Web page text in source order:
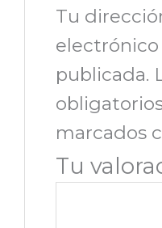
Tu
electrónico
publicada.
marcados
Tu